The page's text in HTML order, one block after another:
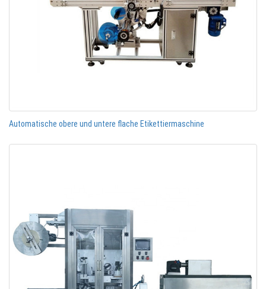
Automatische obere und untere flache Etikettiermaschine